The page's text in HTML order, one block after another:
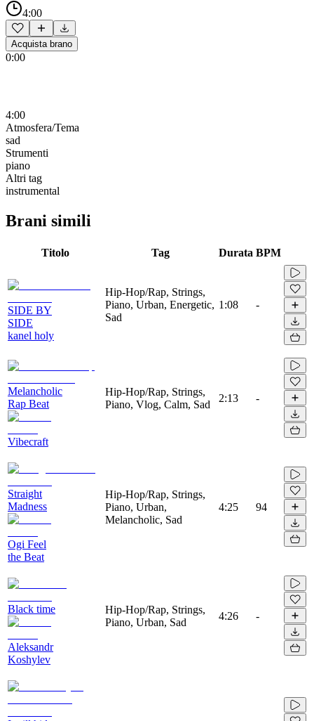
4:00
Acquista brano
0:00
4:00
Atmosfera/Tema
sad
Strumenti
piano
Altri tag
instrumental
Brani simili
Titolo Tag Durata BPM
SIDE BY
SIDE
kanel holy
Hip-Hop/Rap, Strings,
Piano, Urban, Energetic,
Sad
1:08 -
Melancholic
Rap Beat
Vibecraft
Hip-Hop/Rap, Strings,
Piano, Vlog, Calm, Sad
2:13 -
Straight
Madness
Ogi Feel
the Beat
Hip-Hop/Rap, Strings,
Piano, Urban,
Melancholic, Sad
4:25 94
Black time
Aleksandr
Koshylev
Hip-Hop/Rap, Strings,
Piano, Urban, Sad
4:26 -